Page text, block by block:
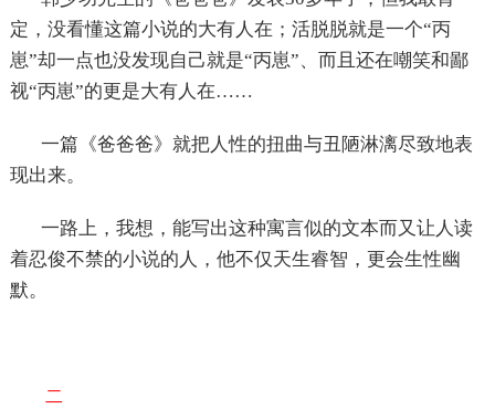
定，没看懂这篇小说的大有人在；活脱脱就是一个“丙
崽”却一点也没发现自己就是“丙崽”、而且还在嘲笑和鄙
视“丙崽”的更是大有人在……
一篇《爸爸爸》就把人性的扭曲与丑陋淋漓尽致地表
现出来。
一路上，我想，能写出这种寓言似的文本而又让人读
着忍俊不禁的小说的人，他不仅天生睿智，更会生性幽
默。
二